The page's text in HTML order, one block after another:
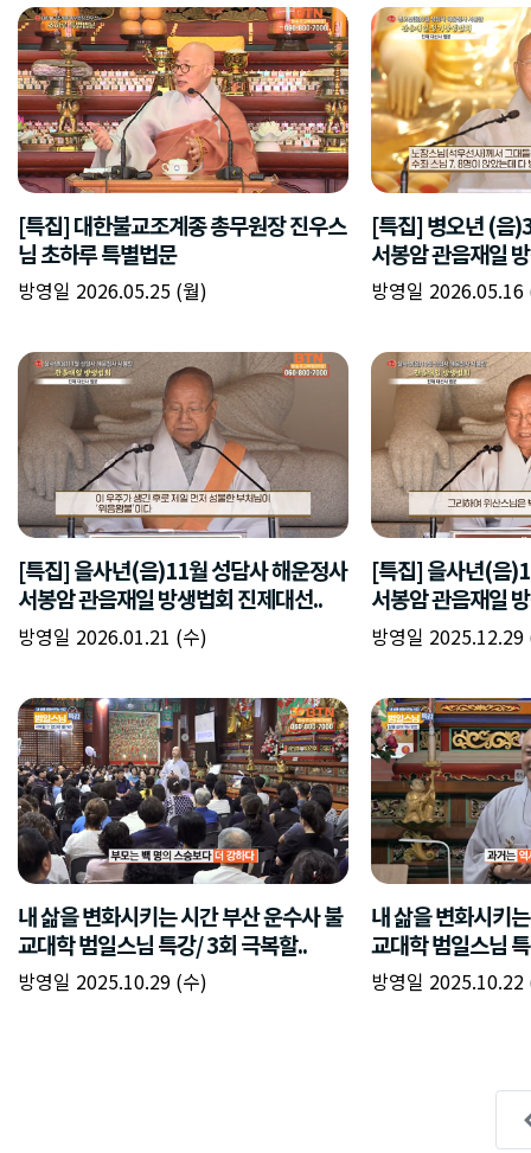
[특집] 대한불교조계종 총무원장 진우스
님 초하루 특별법문
방영일 2026.05.25 (월)
[특집] 병오년 (음
서봉암 관음재일
방영일 2026.05.16
[특집] 을사년(음)11월 성담사 해운정사
서봉암 관음재일 방생법회 진제대선..
방영일 2026.01.21 (수)
[특집] 을사년(음
서봉암 관음재일
방영일 2025.12.29
내 삶을 변화시키는 시간 부산 운수사 불
교대학 범일스님 특강/ 3회 극복할..
방영일 2025.10.29 (수)
내 삶을 변화시키
교대학 범일스님
방영일 2025.10.22